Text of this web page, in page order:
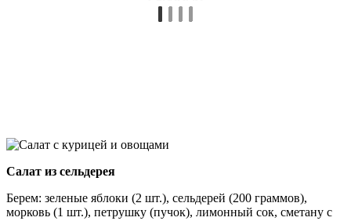
Салат из сельдерея
Берем: зеленые яблоки (2 шт.), сельдерей (200 граммов),
морковь (1 шт.), петрушку (пучок), лимонный сок, сметану с